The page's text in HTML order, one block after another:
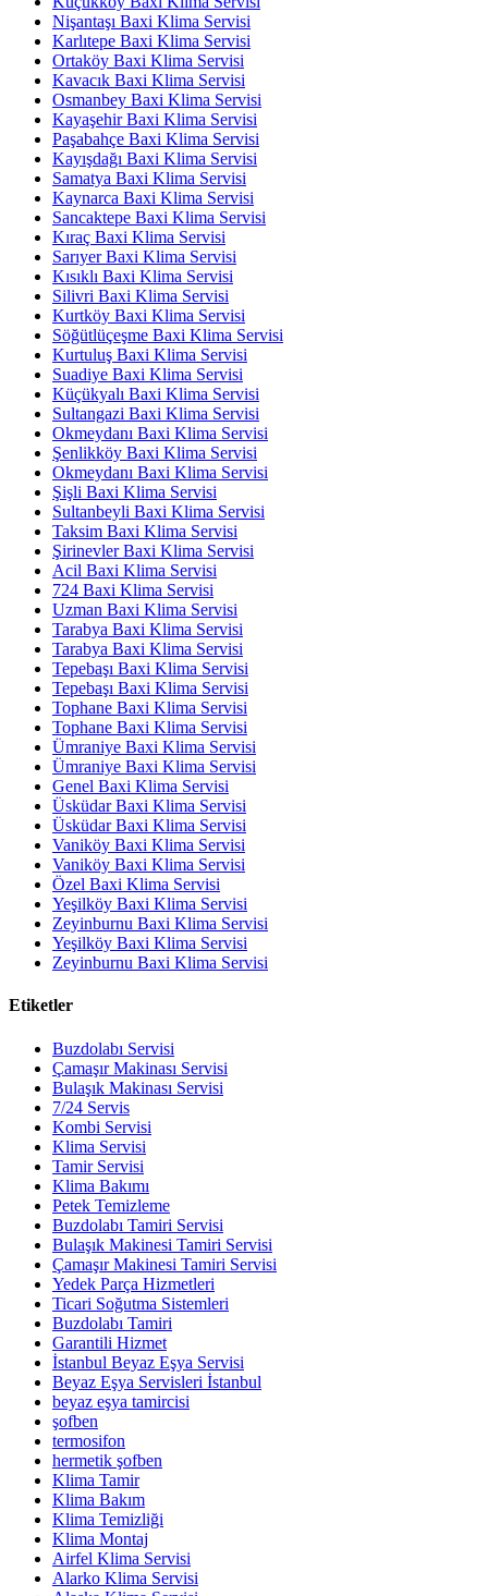
Nişantaşı Baxi Klima Servisi
Karlıtepe Baxi Klima Servisi
Ortaköy Baxi Klima Servisi
Kavacık Baxi Klima Servisi
Osmanbey Baxi Klima Servisi
Kayaşehir Baxi Klima Servisi
Paşabahçe Baxi Klima Servisi
Kayışdağı Baxi Klima Servisi
Samatya Baxi Klima Servisi
Kaynarca Baxi Klima Servisi
Sancaktepe Baxi Klima Servisi
Kıraç Baxi Klima Servisi
Sarıyer Baxi Klima Servisi
Kısıklı Baxi Klima Servisi
Silivri Baxi Klima Servisi
Kurtköy Baxi Klima Servisi
Söğütlüçeşme Baxi Klima Servisi
Kurtuluş Baxi Klima Servisi
Suadiye Baxi Klima Servisi
Küçükyalı Baxi Klima Servisi
Sultangazi Baxi Klima Servisi
Okmeydanı Baxi Klima Servisi
Şenlikköy Baxi Klima Servisi
Okmeydanı Baxi Klima Servisi
Şişli Baxi Klima Servisi
Sultanbeyli Baxi Klima Servisi
Taksim Baxi Klima Servisi
Şirinevler Baxi Klima Servisi
Acil Baxi Klima Servisi
724 Baxi Klima Servisi
Uzman Baxi Klima Servisi
Tarabya Baxi Klima Servisi
Tarabya Baxi Klima Servisi
Tepebaşı Baxi Klima Servisi
Tepebaşı Baxi Klima Servisi
Tophane Baxi Klima Servisi
Tophane Baxi Klima Servisi
Ümraniye Baxi Klima Servisi
Ümraniye Baxi Klima Servisi
Genel Baxi Klima Servisi
Üsküdar Baxi Klima Servisi
Üsküdar Baxi Klima Servisi
Vaniköy Baxi Klima Servisi
Vaniköy Baxi Klima Servisi
Özel Baxi Klima Servisi
Yeşilköy Baxi Klima Servisi
Zeyinburnu Baxi Klima Servisi
Yeşilköy Baxi Klima Servisi
Zeyinburnu Baxi Klima Servisi
Etiketler
Buzdolabı Servisi
Çamaşır Makinası Servisi
Bulaşık Makinası Servisi
7/24 Servis
Kombi Servisi
Klima Servisi
Tamir Servisi
Klima Bakımı
Petek Temizleme
Buzdolabı Tamiri Servisi
Bulaşık Makinesi Tamiri Servisi
Çamaşır Makinesi Tamiri Servisi
Yedek Parça Hizmetleri
Ticari Soğutma Sistemleri
Buzdolabı Tamiri
Garantili Hizmet
İstanbul Beyaz Eşya Servisi
Beyaz Eşya Servisleri İstanbul
beyaz eşya tamircisi
şofben
termosifon
hermetik şofben
Klima Tamir
Klima Bakım
Klima Temizliği
Klima Montaj
Airfel Klima Servisi
Alarko Klima Servisi